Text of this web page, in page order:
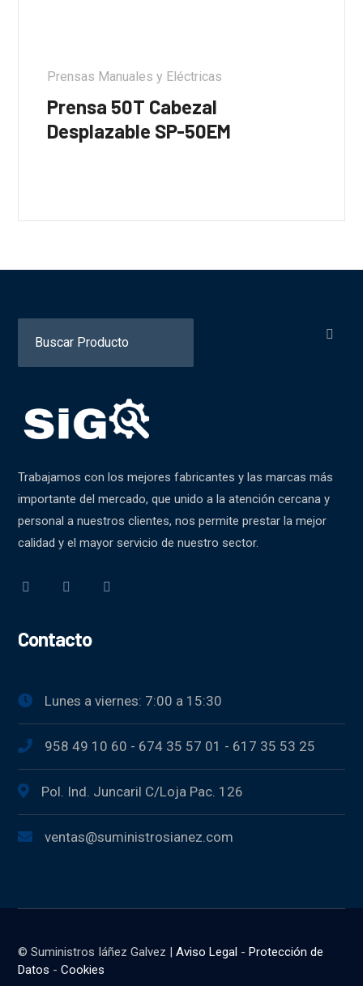
Prensas Manuales y Eléctricas
Prensa 50T Cabezal
Desplazable SP-50EM
for:
Trabajamos con los mejores fabricantes y las marcas más
importante del mercado, que unido a la atención cercana y
personal a nuestros clientes, nos permite prestar la mejor
calidad y el mayor servicio de nuestro sector.
Contacto
Lunes a viernes: 7:00 a 15:30
958 49 10 60 - 674 35 57 01 - 617 35 53 25
Pol. Ind. Juncaril C/Loja Pac. 126
ventas@suministrosianez.com
© Suministros Iáñez Galvez |Aviso Legal -Protección de
Datos -Cookies